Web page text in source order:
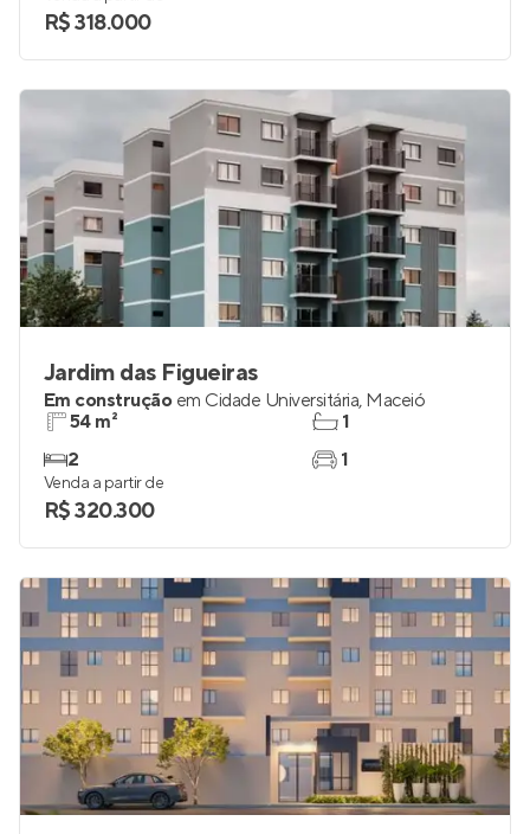
R$ 318.000
Jardim das Figueiras
Em construção em Cidade Universitária, Maceió
54 m²
2
1
1
Venda a partir de
R$ 320.300